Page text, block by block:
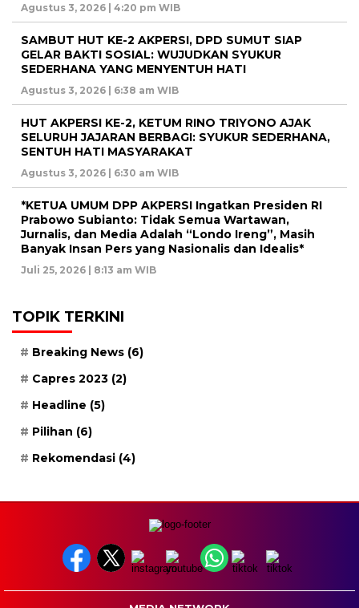
Agustus 3, 2026 | 4:20 pm WIB
SAMBUT HUT KE-2 AKPERSI, DPD SUMUT SIAP
GELAR BAKTI SOSIAL: WUJUDKAN SYUKUR
SEDERHANA YANG MENYENTUH HATI
Agustus 3, 2026 | 6:38 am WIB
HUT AKPERSI KE-2, KETUM RINO TRIYONO AJAK
SELURUH JAJARAN BERBAGI: SYUKUR SEDERHANA,
SENTUH HATI MASYARAKAT
Agustus 3, 2026 | 6:30 am WIB
*KETUA UMUM DPP AKPERSI Ingatkan Presiden RI
Prabowo Subianto: Tidak Semua Wartawan,
Jurnalis, dan Media Adalah “Londo Ireng”, Masih
Banyak Insan Pers yang Nasionalis dan Idealis*
Juli 25, 2026 | 8:13 am WIB
TOPIK TERKINI
Breaking News (6)
Capres 2023 (2)
Headline (5)
Pilihan (6)
Rekomendasi (4)